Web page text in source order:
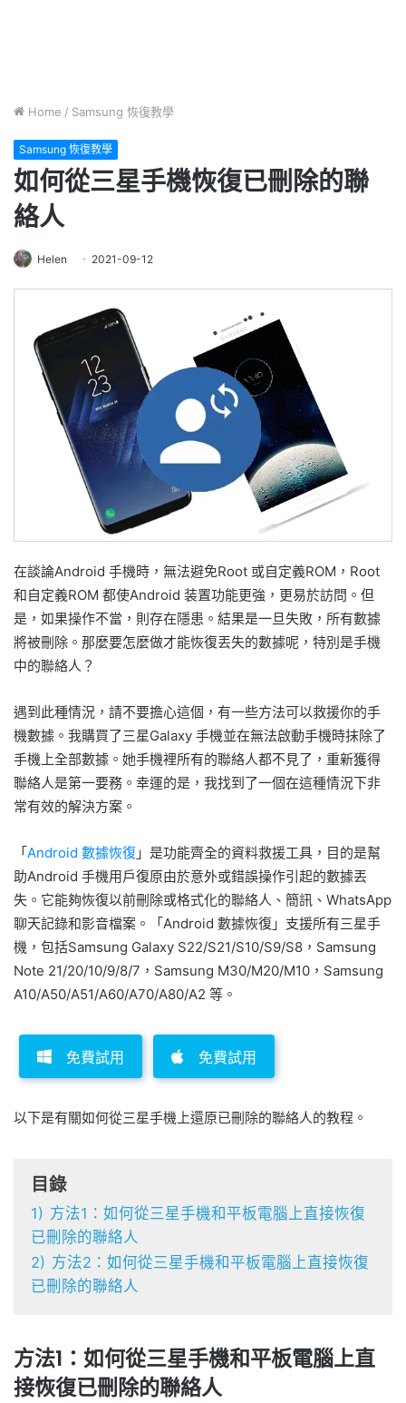
Home / Samsung 恢復教學
Samsung 恢復教學
如何從三星手機恢復已刪除的聯
絡人
Helen 2021-09-12
在談論Android 手機時，無法避免Root 或自定義ROM，Root
和自定義ROM 都使Android 装置功能更強，更易於訪問。但
是，如果操作不當，則存在隱患。結果是一旦失敗，所有數據
將被刪除。那麼要怎麼做才能恢復丟失的數據呢，特別是手機
中的聯絡人？
遇到此種情況，請不要擔心這個，有一些方法可以救援你的手
機數據。我購買了三星Galaxy 手機並在無法啟動手機時抹除了
手機上全部數據。她手機裡所有的聯絡人都不見了，重新獲得
聯絡人是第一要務。幸運的是，我找到了一個在這種情況下非
常有效的解決方案。
「Android 數據恢復 」是功能齊全的資料救援工具，目的是幫
助Android 手機用戶復原由於意外或錯誤操作引起的數據丟
失。它能夠恢復以前刪除或格式化的聯絡人、簡訊、WhatsApp
聊天記錄和影音檔案。「Android 數據恢復」支援所有三星手
機，包括Samsung Galaxy S22/S21/S10/S9/S8，Samsung
Note 21/20/10/9/8/7，Samsung M30/M20/M10，Samsung
A10/A50/A51/A60/A70/A80/A2 等。
免費試用 免費試用
以下是有關如何從三星手機上還原已刪除的聯絡人的教程。
目錄
1) 方法1：如何從三星手機和平板電腦上直接恢復
已刪除的聯絡人
2) 方法2：如何從三星手機和平板電腦上直接恢復
已刪除的聯絡人
方法1：如何從三星手機和平板電腦上直
接恢復已刪除的聯絡人